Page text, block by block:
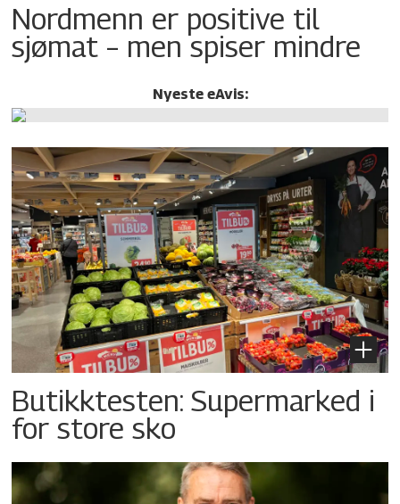
Nordmenn er positive til
sjømat – men spiser mindre
Nyeste eAvis:
Butikktesten: Supermarked i
for store sko